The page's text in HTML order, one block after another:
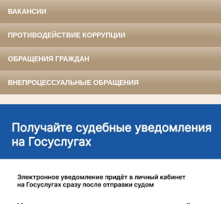
ВАКАНСИИ
ПРОТИВОДЕЙСТВИЕ КОРРУПЦИИ
ОБРАЩЕНИЯ ГРАЖДАН
ВНЕПРОЦЕССУАЛЬНЫЕ ОБРАЩЕНИЯ